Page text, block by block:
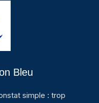
Bleu
simple : trop